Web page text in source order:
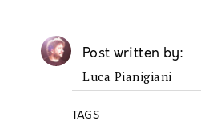
Post written by
Luca Pianigiani
TAGS